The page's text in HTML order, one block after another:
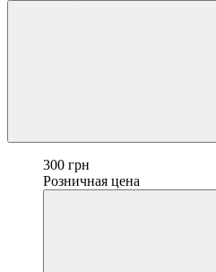
300 грн
Розничная цена